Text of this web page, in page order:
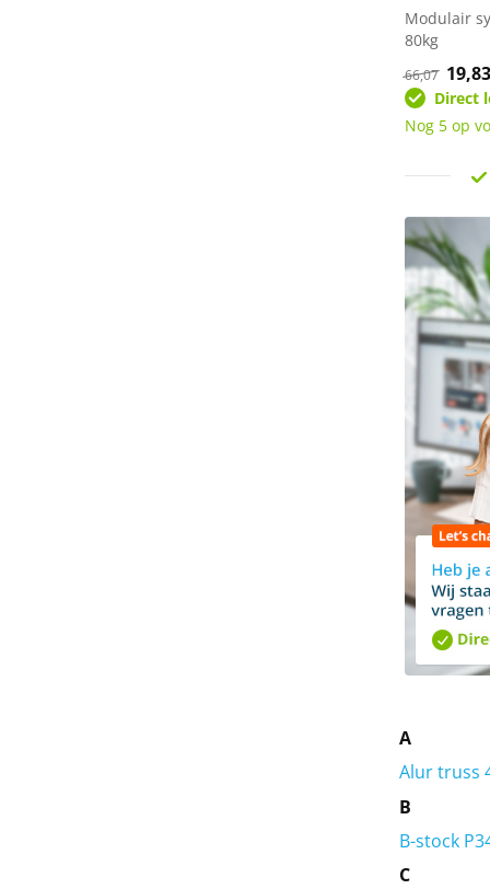
Modulair
80kg
66,07
prijs
was:
€66,07.
19,83
Direct
Nog 5 op
A
Alur truss
B
B-stock
C